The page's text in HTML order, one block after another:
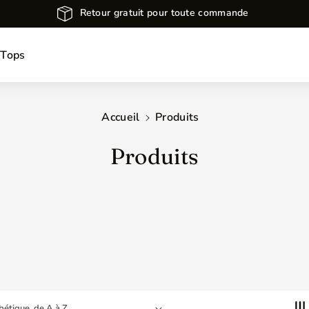
Ignorer et passer au contenu
Retour gratuit pour toute commande
Tops
Accueil Produits
C
Produits